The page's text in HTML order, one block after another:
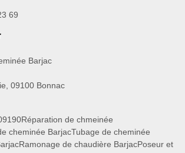
69
Barjac
09100 Bonnac
Réparation de chmeinée
cheminée BarjacTubage de cheminée
Ramonage de chaudière BarjacPoseur et